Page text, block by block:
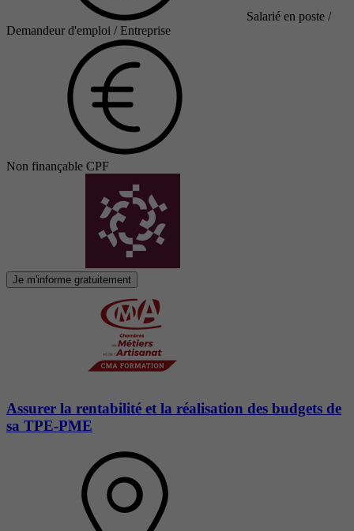
Salarié en poste /
Demandeur d'emploi / Entreprise
Non finançable CPF
Je m'informe gratuitement
Assurer la rentabilité et la réalisation des budgets de
sa TPE-PME